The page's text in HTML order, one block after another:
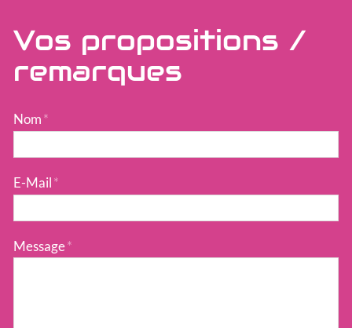
Vos propositions /
remarques
Nom*
E-Mail*
Message*